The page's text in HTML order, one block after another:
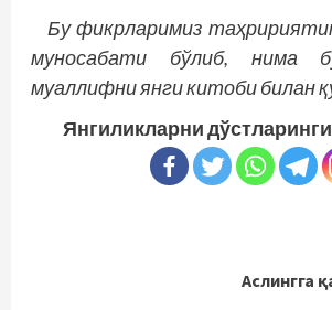
Бу фикрларимиз
муносабати бўлиб, нима
муаллифни янги китоби билан
Янгиликларни
Аслингга